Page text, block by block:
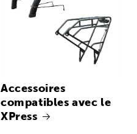
Accessoires
compatibles avec le
XPress